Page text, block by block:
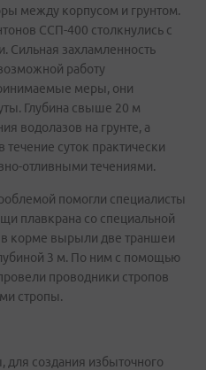
между корпусом и грунтом.
ССП-400 столкнулись с
Сильная захламленность
работу
меры, они
Глубина свыше 20 м
водолазов на грунте, а
суток практически
отливными течениями.
помогли специалисты
плавкрана со специальной
корме вырыли две траншеи
3 м. По ним с помощью
проводники стропов
стропы.
создания избыточного